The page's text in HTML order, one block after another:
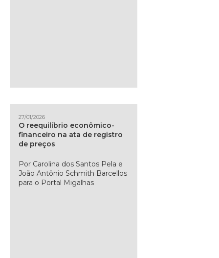
27/01/2026
O reequilíbrio econômico-
financeiro na ata de registro
de preços
Por Carolina dos Santos Pela e
João Antônio Schmith Barcellos
para o Portal Migalhas